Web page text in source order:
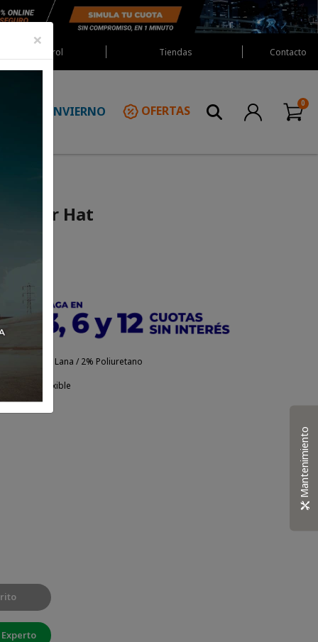
Red Castrol Tiendas Contacto
INVIERNO OFERTAS
Hat
/ 15% Lana / 2% Poliuretano
espalda flexible
×
Mantenimiento